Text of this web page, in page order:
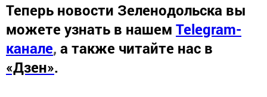
Теперь новости Зеленодольска вы
можете узнать в нашем Telegram-
канале, а также читайте нас в
«Дзен».